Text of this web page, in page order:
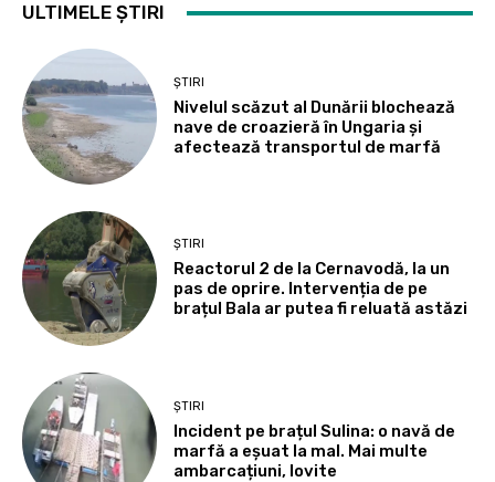
ULTIMELE ȘTIRI
ȘTIRI
Nivelul scăzut al Dunării blochează
nave de croazieră în Ungaria și
afectează transportul de marfă
ȘTIRI
Reactorul 2 de la Cernavodă, la un
pas de oprire. Intervenția de pe
brațul Bala ar putea fi reluată astăzi
ȘTIRI
Incident pe brațul Sulina: o navă de
marfă a eșuat la mal. Mai multe
ambarcațiuni, lovite